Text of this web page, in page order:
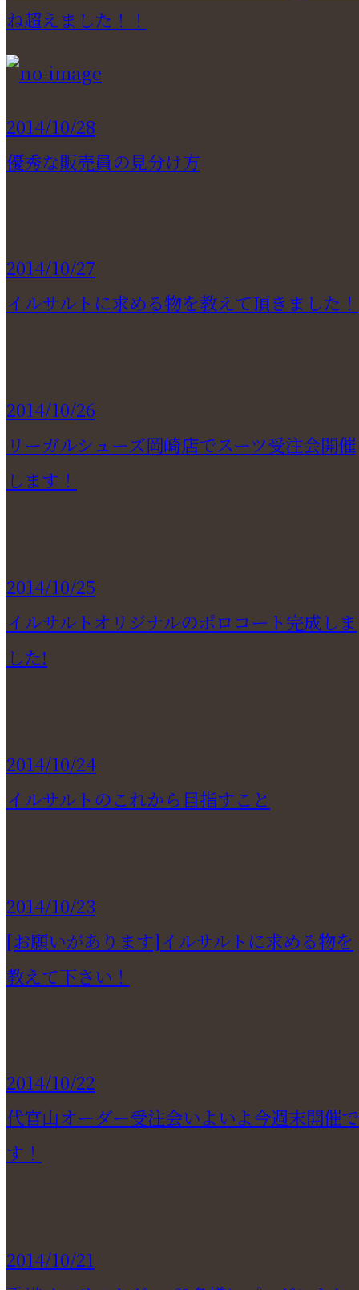
ね超えました！！
2014/10/28
優秀な販売員の見分け方
2014/10/27
イルサルトに求める物を教えて頂きました！
2014/10/26
リーガルシューズ岡崎店でスーツ受注会開催
します！
2014/10/25
イルサルトオリジナルのポロコート完成しま
した!
2014/10/24
イルサルトのこれから目指すこと
2014/10/23
[お願いがあります]イルサルトに求める物を
教えて下さい！
2014/10/22
代官山オーダー受注会いよいよ今週末開催で
す！
2014/10/21